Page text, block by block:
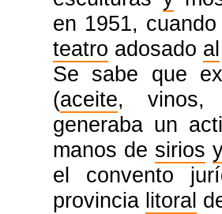
en 1951,
teatro adosado al
Se sabe que
(aceite,
generaba un
manos de sirios
el convento
provincia litoral